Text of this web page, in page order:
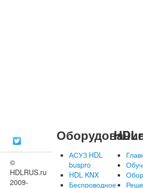
©
HDLRUS.ru
2009-
АСУЗ HDL
buspro
HDL KNX
Беспроводное